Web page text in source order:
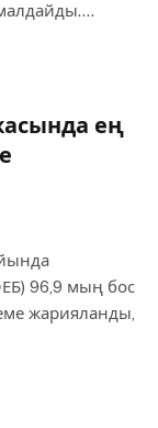
ең
96,9 мың бос
жарияланды,